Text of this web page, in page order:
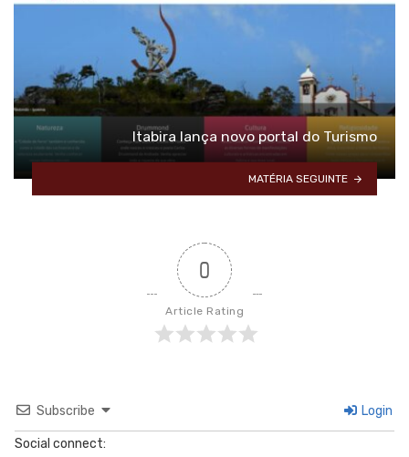
Itabira lança novo portal do Turismo
MATÉRIA SEGUINTE
0
Article Rating
Subscribe Login
Social connect: